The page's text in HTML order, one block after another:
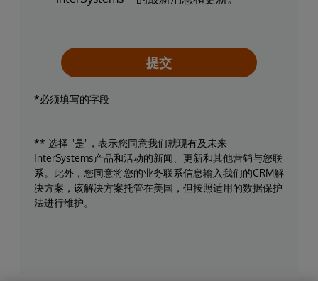
提交
*必须填写的字段
** 选择 "是"，表示您同意我们就现有及未来
InterSystems产品和活动的新闻、更新和其他营销与您联
系。此外，您同意将您的业务联系信息输入我们的CRM解
决方案，该解决方案托管在美国，但按照适用的数据保护
法进行维护。